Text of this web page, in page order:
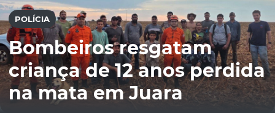
POLÍCIA
Bombeiros resgatam
criança de 12 anos perdida
na mata em Juara